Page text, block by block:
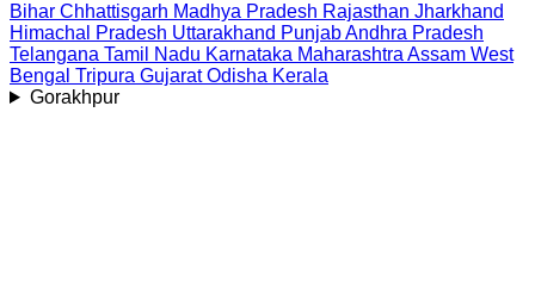
Bihar Chhattisgarh Madhya Pradesh Rajasthan Jharkhand
Himachal Pradesh Uttarakhand PunjabAndhra Pradesh
Telangana Tamil Nadu Karnataka Maharashtra Assam West
Bengal Tripura Gujarat Odisha Kerala
Gorakhpur